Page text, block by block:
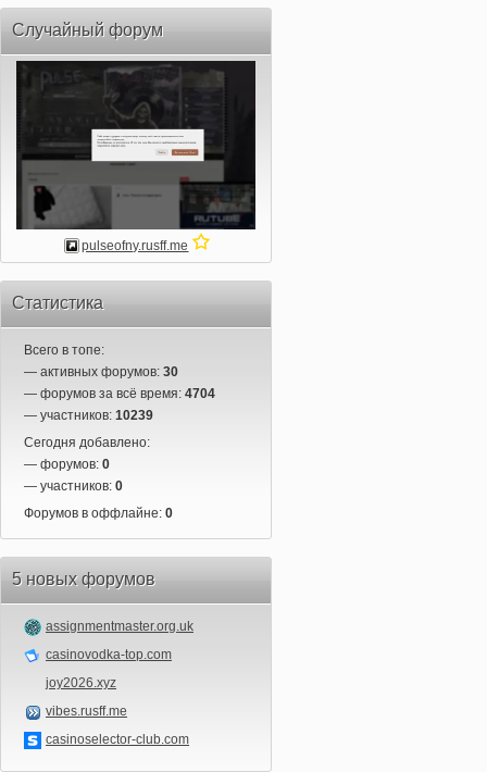
Случайный форум
pulseofny.rusff.me
Статистика
Всего в топе:
— активных форумов: 30
— форумов за всё время: 4704
— участников: 10239
Сегодня добавлено:
— форумов: 0
— участников: 0
Форумов в оффлайне: 0
5 новых форумов
assignmentmaster.org.uk
casinovodka-top.com
joy2026.xyz
vibes.rusff.me
casinoselector-club.com